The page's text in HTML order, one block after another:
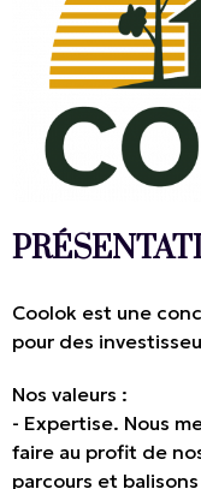
Coolok est une
pour des
Nos valeurs :
- Expertise. Nous
faire au profit de
parcours et